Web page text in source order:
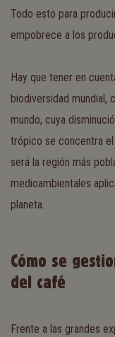
Todo esto para
empobrece a los
Hay que tener en
biodiversidad mundial,
mundo, cuya
trópico se concentra el
será la región más
medioambientales
planeta.
Cómo se
del café
Frente a las grandes